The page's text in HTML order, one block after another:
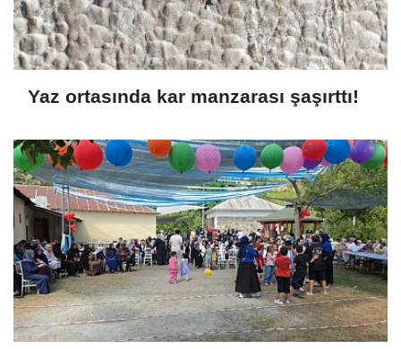
Yaz ortasında kar manzarası şaşırttı!